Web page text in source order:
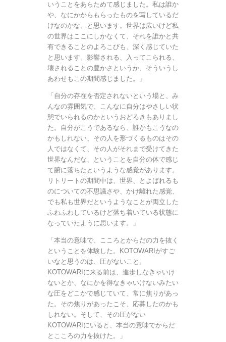
いうことをあらためて感じました。私は誰か
や、なにかからもらったものを写しているだ
けなのかな、と思います。世界は広いけど私
の世界はここにしかなくて、それを誰かと共
有できることのよろこびも、深く感じていた
と思います。影響される、入ってこられる、
壊されることの豊かさというか、そういうし
あわせもこの期間感じました。」
「自分の存在を否定されないという場と、み
んなの雰囲気で、こんなに自分はやさしい状
態でいられるのかというおどろきもありまし
た。自分がこうであるなら、誰かもこうなの
かもしれない、その人を形づくるものはその
人ではなくて、その人がそれまで受けてきた
世界なんだな、ということを自分の体で感じ
て腑に落ちたというような感覚があります。
リトリートの期間中は、世界、とよばれるも
のについての不思議さや、かけ離れた感覚、
でも私も世界だというようなことが両立した
ふわふわしているけど落ち着いている状態に
なっていたように思います。」
「本当の意味で、こころとからだの力を抜く
ということを体験した。KOTOWARIがすご
いなと思うのは、圧がないこと。
KOTOWARIに来る前は、進歩しなきゃいけ
ないとか、なにかを得なきゃいけないみたい
な圧をどこかで感じていて、常に焦りがあっ
た。その焦りがあったこそ、応募したのかも
しれない。そして、その圧がない
KOTOWARIにいると、本当の意味でからだ
とこころの力を抜けた。」